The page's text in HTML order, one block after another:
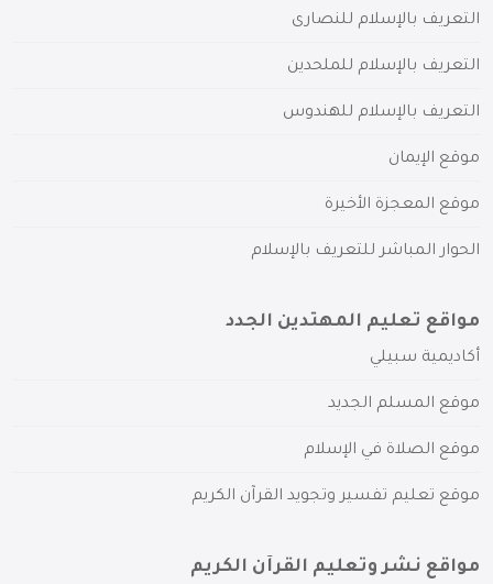
التعريف بالإسلام للنصارى
التعريف بالإسلام للملحدين
التعريف بالإسلام للهندوس
موقع الإيمان
موقع المعجزة الأخيرة
الحوار المباشر للتعريف بالإسلام
مواقع تعليم المهتدين الجدد
أكاديمية سبيلي
موقع المسلم الجديد
موقع الصلاة في الإسلام
موقع تعليم تفسير وتجويد القرآن الكريم
مواقع نشر وتعليم القرآن الكريم